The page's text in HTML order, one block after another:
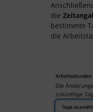
die
bestimmte
die